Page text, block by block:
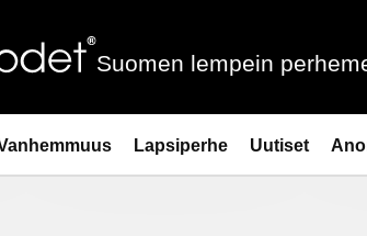
Suomen lempein
Lapsiperhe Uutiset